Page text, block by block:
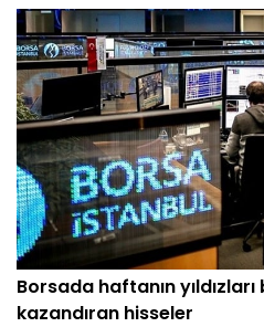
Borsada haftanın
kazandıran hisseler